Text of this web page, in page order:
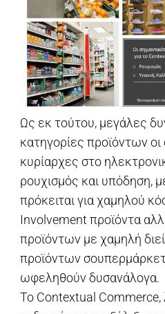
Ως εκ τούτου, μεγάλες
κατηγορίες προϊόντων οι
κυρίαρχες στο
ρουχισμός και υπόδηση,
πρόκειται για χαμηλού
Involvement προϊόντα
προϊόντων με χαμηλή
προϊόντων
ωφεληθούν δυσανάλογα.
Το Contextual Commerce,